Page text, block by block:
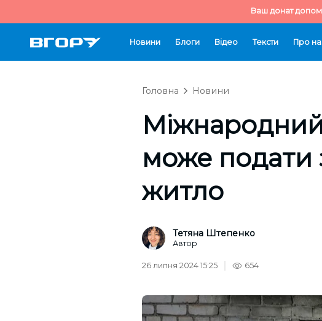
Ваш донат
Новини Блоги Відео Тексти Про
Головна Новини
Міжнародний
може подати
житло
Тетяна Штепенко
Автор
26 липня 2024 15:25 654